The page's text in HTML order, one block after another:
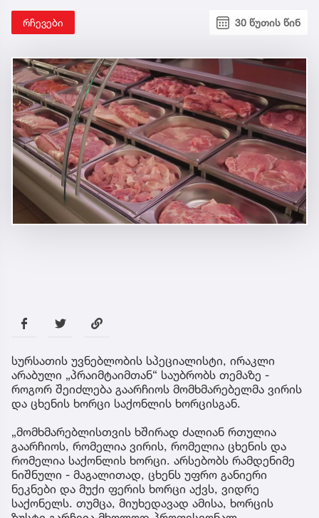
რჩევები 30 წუთის წინ
სურსათის უვნებლობის სპეციალისტი, ირაკლი
არაბული „პრაიმტაიმთან“ საუბრობს თემაზე -
როგორ შეიძლება გაარჩიოს მომხმარებელმა ვირის
და ცხენის ხორცი საქონლის ხორცისგან.
„მომხმარებლისთვის ხშირად ძალიან რთულია
გაარჩიოს, რომელია ვირის, რომელია ცხენის და
რომელია საქონლის ხორცი. არსებობს რამდენიმე
ნიშნული - მაგალითად, ცხენს უფრო განიერი
ნეკნები და მუქი ფერის ხორცი აქვს, ვიდრე
საქონელს. თუმცა, მიუხედავად ამისა, ხორცის